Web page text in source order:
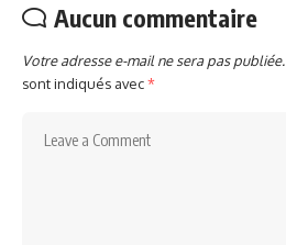
Aucun commentaire
Votre adresse e-mail ne sera pas publiée.
sont indiqués avec*